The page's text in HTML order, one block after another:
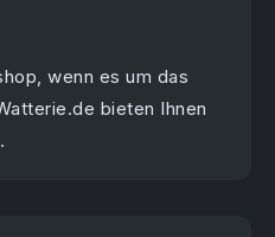
wenn es um das
bieten Ihnen